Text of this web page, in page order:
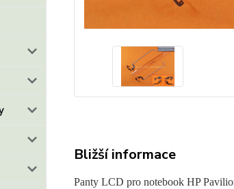
Bližší informace
Panty LCD pro notebook HP